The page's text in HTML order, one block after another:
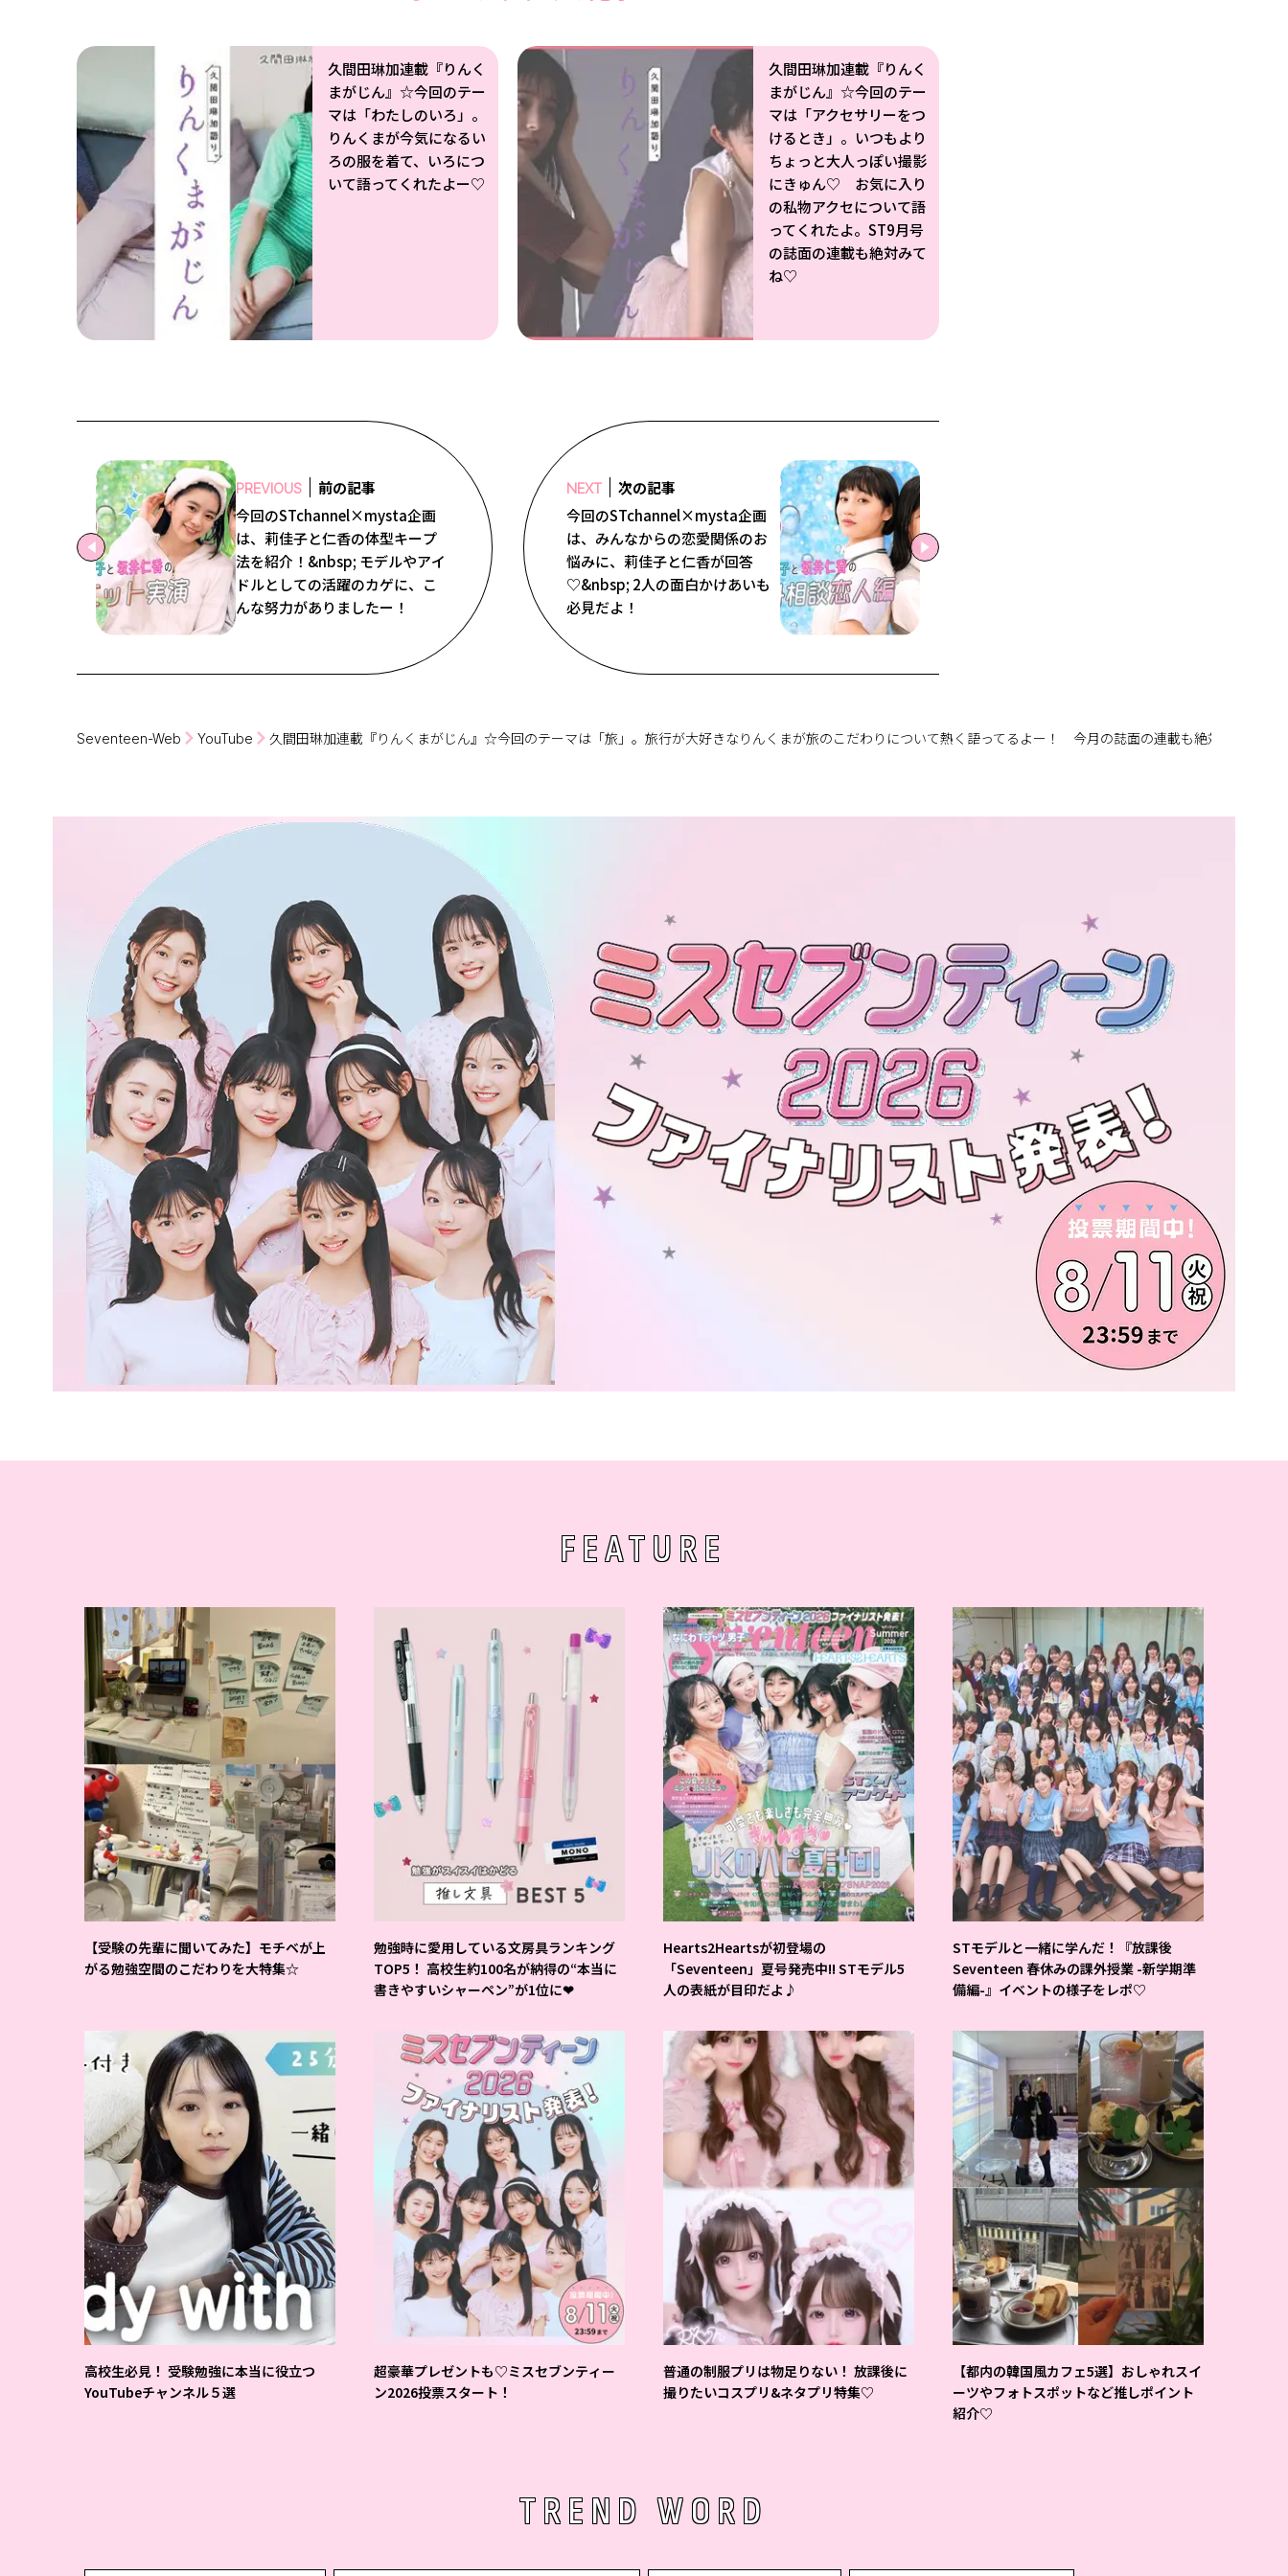
久間田琳加連載『りんく
まがじん』☆今回のテー
マは「わたしのいろ」。
りんくまが今気になるい
ろの服を着て、いろにつ
いて語ってくれたよー♡
久間田琳加連載『りんく
まがじん』☆今回のテー
マは「アクセサリーをつ
けるとき」。いつもより
ちょっと大人っぽい撮影
にきゅん♡ お気に入り
の私物アクセについて語
ってくれたよ。ST9月号
の誌面の連載も絶対みて
ね♡
PREVIOUS
前の記事
今回のSTchannel×mysta企画
は、莉佳子と仁香の体型キープ
法を紹介！&nbsp; モデルやアイ
ドルとしての活躍のカゲに、こ
んな努力がありましたー！
NEXT
次の記事
今回のSTchannel×mysta企画
は、みんなからの恋愛関係のお
悩みに、莉佳子と仁香が回答
♡&nbsp; 2人の面白かけあいも
必見だよ！
Seventeen-Web YouTube 久間田琳加連載『りんくまがじん』☆今回のテーマは「旅」。旅行が大好きなりんくまが旅のこだわりについて熱く語ってるよー！ 今月の誌面の連載も絶対みてね♡
FEATURE
【受験の先輩に聞いてみた】モチベが上
がる勉強空間のこだわりを大特集☆
勉強時に愛用している文房具ランキング
TOP5！ 高校生約100名が納得の“本当に
書きやすいシャーペン”が1位に❤
Hearts2Heartsが初登場の
「Seventeen」夏号発売中!! STモデル5
人の表紙が目印だよ♪
STモデルと一緒に学んだ！『放課後
Seventeen 春休みの課外授業 -新学期準
備編-』イベントの様子をレポ♡
高校生必見！ 受験勉強に本当に役立つ
YouTubeチャンネル５選
超豪華プレゼントも♡ミスセブンティー
ン2026投票スタート！
普通の制服プリは物足りない！ 放課後に
撮りたいコスプリ&ネタプリ特集♡
【都内の韓国風カフェ5選】おしゃれスイ
ーツやフォトスポットなど推しポイント
紹介♡
TREND WORD